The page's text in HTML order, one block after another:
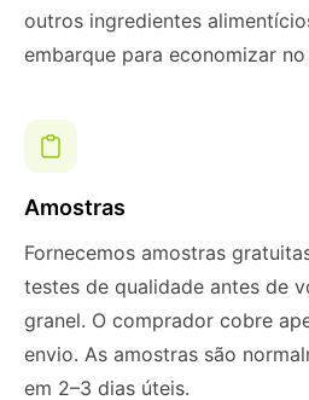
outros ingredientes
embarque para economizar
Amostras
Fornecemos amostras
testes de qualidade antes de
granel. O comprador cobre
envio. As amostras são
em 2–3 dias úteis.